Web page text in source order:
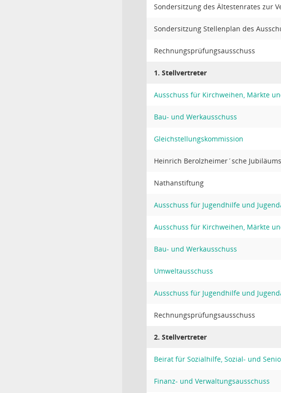
Sondersitzung des Ältestenrates zur
Sondersitzung Stellenplan des
Rechnungsprüfungsausschuss
1. Stellvertreter
Ausschuss für Kirchweihen, Märkte
Bau- und Werkausschuss
Gleichstellungskommission
Heinrich Berolzheimer´sche
Nathanstiftung
Ausschuss für Jugendhilfe und
Ausschuss für Kirchweihen, Märkte
Bau- und Werkausschuss
Umweltausschuss
Ausschuss für Jugendhilfe und
Rechnungsprüfungsausschuss
2. Stellvertreter
Beirat für Sozialhilfe, Sozial- und
Finanz- und Verwaltungsausschuss